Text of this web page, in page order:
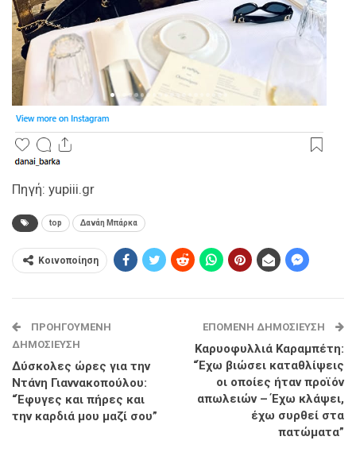
Πηγή: yupiii.gr
top Δανάη Μπάρκα
Κοινοποίηση
ΠΡΟΗΓΟΎΜΕΝΗ
ΔΗΜΟΣΊΕΥΣΗ
Δύσκολες ώρες για την
Ντάνη Γιαννακοπούλου:
“Έφυγες και πήρες και
την καρδιά μου μαζί σου”
ΕΠΌΜΕΝΗ ΔΗΜΟΣΊΕΥΣΗ
Καρυοφυλλιά Καραμπέτη:
“Έχω βιώσει καταθλίψεις
οι οποίες ήταν προϊόν
απωλειών – Έχω κλάψει,
έχω συρθεί στα
πατώματα”